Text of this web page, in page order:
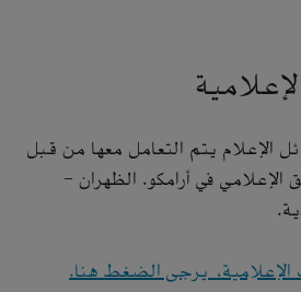
الإعلام يتم التعامل معها من قبل
الإعلامي في أرامكو. الظهران -
الإعلامية، يرجى الضغط هنا.